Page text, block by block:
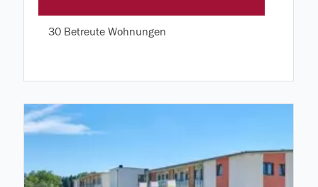
30 Betreute Wohnungen